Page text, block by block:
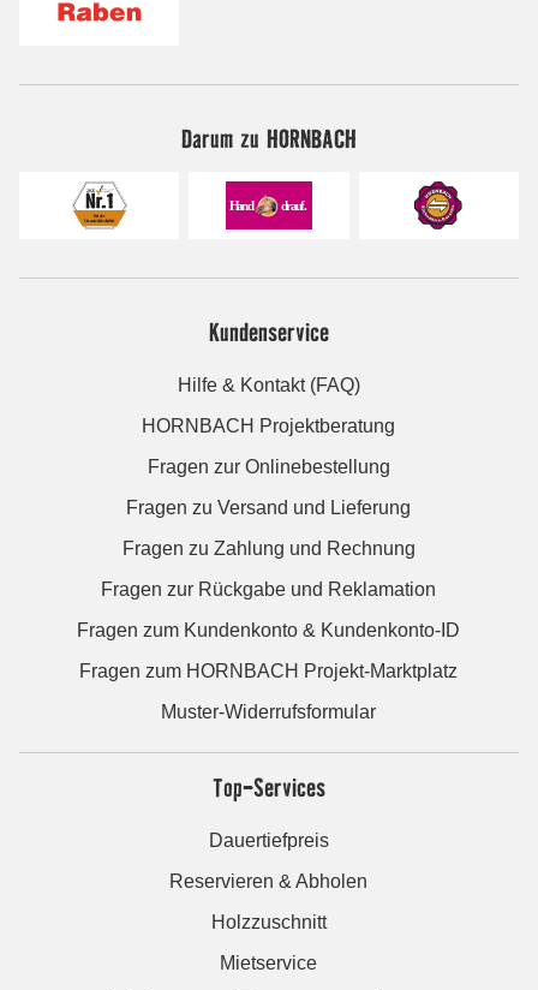
Darum zu HORNBACH
Kundenservice
Hilfe & Kontakt (FAQ)
HORNBACH Projektberatung
Fragen zur Onlinebestellung
Fragen zu Versand und Lieferung
Fragen zu Zahlung und Rechnung
Fragen zur Rückgabe und Reklamation
Fragen zum Kundenkonto & Kundenkonto-ID
Fragen zum HORNBACH Projekt-Marktplatz
Muster-Widerrufsformular
Top-Services
Dauertiefpreis
Reservieren & Abholen
Holzzuschnitt
Mietservice